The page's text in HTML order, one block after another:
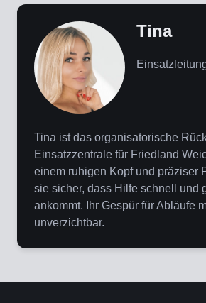
Tina
Tina ist das organisatorische
Einsatzzentrale für Friedland
einem ruhigen Kopf und präziser
sie sicher, dass Hilfe schnell und
ankommt. Ihr Gespür für Abläufe
unverzichtbar.